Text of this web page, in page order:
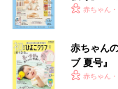
いっぱい
赤ちゃん
赤ちゃん
ブ 夏号』
く！ おっ
赤ちゃん